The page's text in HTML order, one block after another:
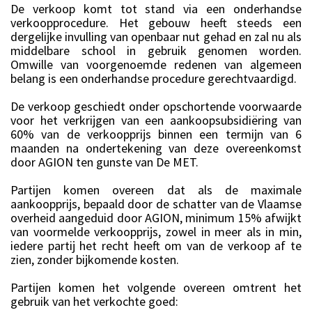
De verkoop komt tot stand via een onderhandse
verkoopprocedure. Het gebouw heeft steeds een
dergelijke invulling van openbaar nut gehad en zal nu als
middelbare school in gebruik genomen worden.
Omwille van voorgenoemde redenen van algemeen
belang is een onderhandse procedure gerechtvaardigd.
De verkoop geschiedt onder opschortende voorwaarde
voor het verkrijgen van een aankoopsubsidiëring van
60% van de verkoopprijs binnen een termijn van 6
maanden na ondertekening van deze overeenkomst
door AGION ten gunste van De MET.
Partijen komen overeen dat als de maximale
aankoopprijs, bepaald door de schatter van de Vlaamse
overheid aangeduid door AGION, minimum 15% afwijkt
van voormelde verkoopprijs, zowel in meer als in min,
iedere partij het recht heeft om van de verkoop af te
zien, zonder bijkomende kosten.
Partijen komen het volgende overeen omtrent het
gebruik van het verkochte goed: